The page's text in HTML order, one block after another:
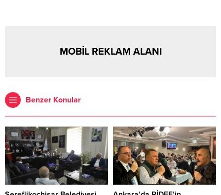
MOBİL REKLAM ALANI
Benzer Konular